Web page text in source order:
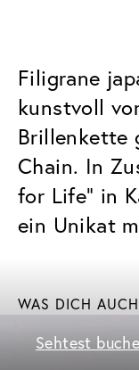
Filigrane
kunstvoll
Brillenkette
Chain. In
for Life“ in
ein Unikat
WAS DICH
Sehtest